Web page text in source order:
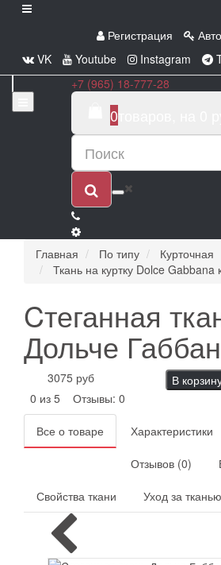
Регистрация
VK
Youtube Instagram
+7 (965) 18-777-28
0
Главная По типу
Курточная
Ткань на куртку Dolce Gabbana
Cтеганная
Дольче
3075 руб
В
0 из 5
Отзывы: 0
Все о товаре Характеристики
Отзывов (0)
Свойства ткани Уход за тканью